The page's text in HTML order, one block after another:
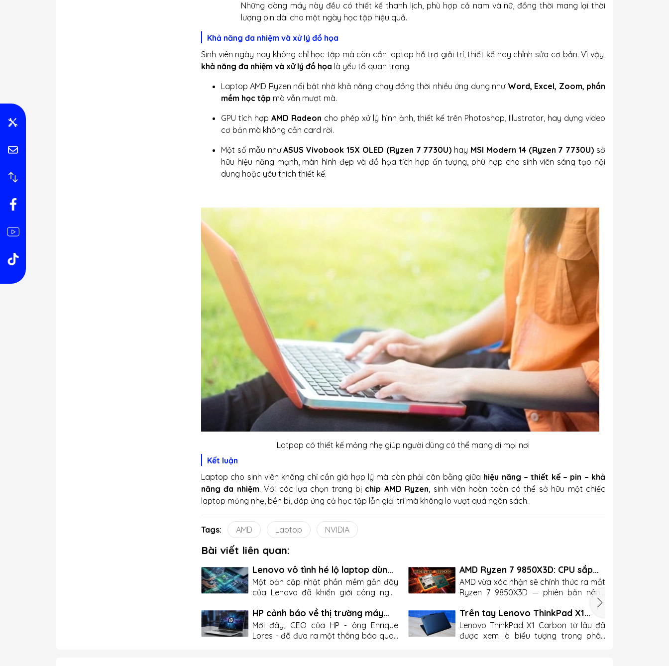
Những dòng máy này đều có thiết kế thanh lịch, phù hợp cả nam và nữ, đồng thời mang lại thời
lượng pin dài cho một ngày học tập hiệu quả.
Khả năng đa nhiệm và xử lý đồ họa
Sinh viên ngày nay không chỉ học tập mà còn cần laptop hỗ trợ giải trí, thiết kế hay chỉnh sửa cơ bản. Vì vậy,
khả năng đa nhiệm và xử lý đồ họa là yếu tố quan trọng.
Laptop AMD Ryzen nổi bật nhờ khả năng chạy đồng thời nhiều ứng dụng như Word, Excel, Zoom, phần
mềm học tập mà vẫn mượt mà.
GPU tích hợpAMD Radeon cho phép xử lý hình ảnh, thiết kế trên Photoshop, Illustrator, hay dựng video
cơ bản mà không cần card rời.
Một số mẫu nhưASUS Vivobook 15X OLED (Ryzen 7 7730U) hay MSI Modern 14 (Ryzen 7 7730U) sở
hữu hiệu năng mạnh, màn hình đẹp và đồ họa tích hợp ấn tượng, phù hợp cho sinh viên sáng tạo nội
dung hoặc yêu thích thiết kế.
Latpop có thiết kế mỏng nhẹ giúp người dùng có thể mang đi mọi nơi
Kết luận
Laptop cho sinh viên không chỉ cần giá hợp lý mà còn phải cân bằng giữa hiệu năng – thiết kế – pin – khả
năng đa nhiệm. Với các lựa chọn trang bị chip AMD Ryzen, sinh viên hoàn toàn có thể sở hữu một chiếc
laptop mỏng nhẹ, bền bỉ, đáp ứng cả học tập lẫn giải trí mà không lo vượt quá ngân sách.
Tags: AMD Laptop NVIDIA
Bài viết liên quan:
Lenovo vô tình hé lộ laptop dùng
CPU ARM của Nvidia
Một bản cập nhật phần mềm gần đây
của Lenovo đã khiến giới công nghệ
thấy laptop của họ có thể sử dụng CPU
ARM do Nvidia phát triển. Thông tin này
nhanh chóng được trang PCWorld phát
AMD Ryzen 7 9850X3D: CPU sắp
lên kệ với giá dưới 500 USD
AMD vừa xác nhận sẽ chính thức ra mắt
Ryzen 7 9850X3D — phiên bản nâng
cấp nhẹ nhưng rất đáng chú ý của
dòng CPU chơi game hiệu năng cao —
vào ngày 29/1 với mức giá khoảng 499
USD (tương đương 13.1 triệu VND).
HP cảnh báo về thị trường máy
tính: Mua ngay hay chờ đợi rủi ro?
Mới đây, CEO của HP - ông Enrique
Lores - đã đưa ra một thông báo quan
Trên tay Lenovo ThinkPad X1
Carbon Gen 13: Mỏng nhẹ kỷ lục,
vẫn giữ trọn "chất ThinkPad"
Lenovo ThinkPad X1 Carbon từ lâu đã
được xem là biểu tượng trong phân